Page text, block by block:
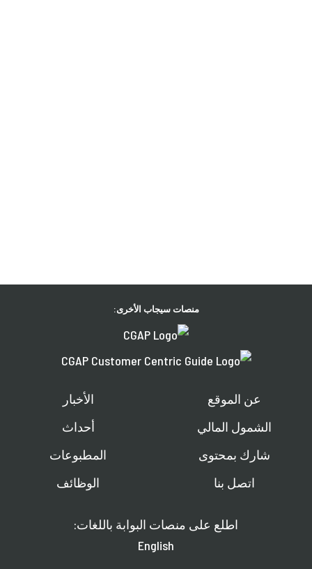
منصات سيجاب الأخرى:
عن الموقع
الشمول المالي
شارك بمحتوى
اتصل بنا
الأخبار
أحداث
المطبوعات
الوظائف
اطلع على منصات البوابة باللغات:
English